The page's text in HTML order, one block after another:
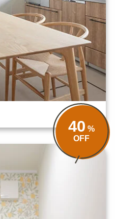
40 %
OFF